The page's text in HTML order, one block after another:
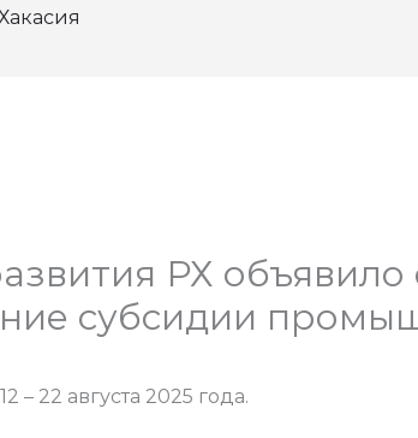
РХ объявило
субсидии
– 22 августа 2025 года.